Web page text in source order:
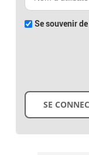
Se souvenir